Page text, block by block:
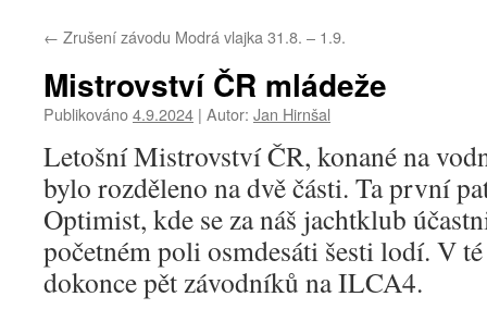
obsahu
webu
← Zrušení závodu Modrá vlajka 31.8. – 1.9.
Mistrovství ČR mládeže
Publikováno4.9.2024 | Autor: Jan Hirnšal
Letošní Mistrovství ČR, konané na
bylo rozděleno na dvě části. Ta první
Optimist, kde se za náš jachtklub
početném poli osmdesáti šesti lodí. V
dokonce pět závodníků na ILCA4.